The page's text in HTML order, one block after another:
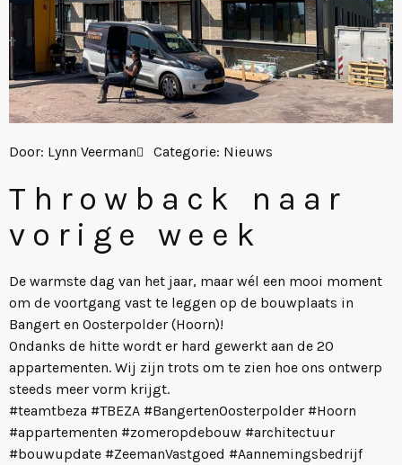
Door: Lynn Veerman Categorie: Nieuws
Throwback naar
vorige week
De warmste dag van het jaar, maar wél een mooi moment
om de voortgang vast te leggen op de bouwplaats in
Bangert en Oosterpolder (Hoorn)!
Ondanks de hitte wordt er hard gewerkt aan de 20
appartementen. Wij zijn trots om te zien hoe ons ontwerp
steeds meer vorm krijgt.
#teamtbeza #TBEZA #BangertenOosterpolder #Hoorn
#appartementen #zomeropdebouw #architectuur
#bouwupdate #ZeemanVastgoed #Aannemingsbedrijf